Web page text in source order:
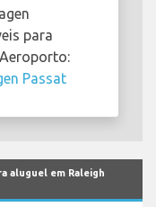
para
Passat
aluguel em Raleigh